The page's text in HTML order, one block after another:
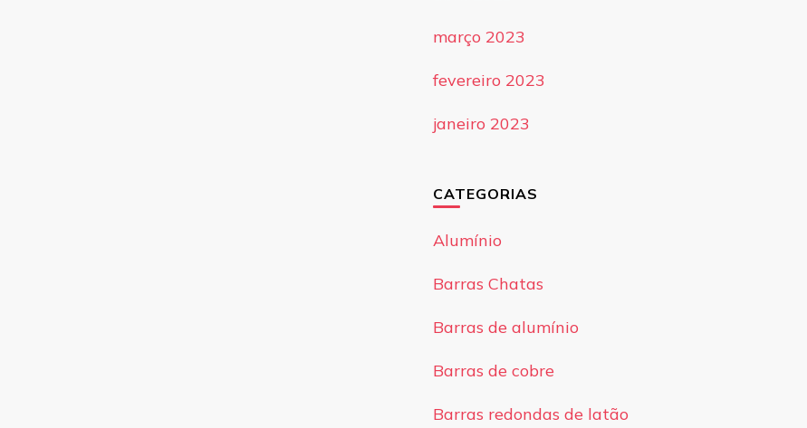
março 2023
fevereiro 2023
janeiro 2023
CATEGORIAS
Alumínio
Barras Chatas
Barras de alumínio
Barras de cobre
Barras redondas de latão